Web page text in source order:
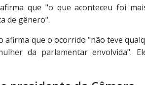
que "o que aconteceu foi
de gênero".
afirma que o ocorrido "não teve
da parlamentar envolvida".